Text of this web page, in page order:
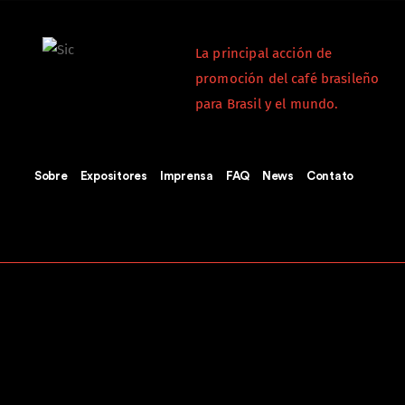
La principal acción de
promoción del café brasileño
para Brasil y el mundo.
Sobre Expositores Imprensa FAQ News
Contato